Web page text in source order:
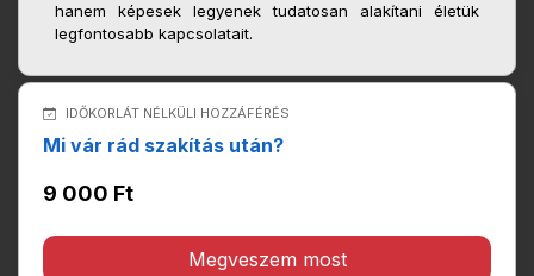
hanem képesek legyenek tudatosan alakítani életük
legfontosabb kapcsolatait.
IDŐKORLÁT NÉLKÜLI HOZZÁFÉRÉS
Mi vár rád szakítás után?
9 000 Ft
Megveszem most